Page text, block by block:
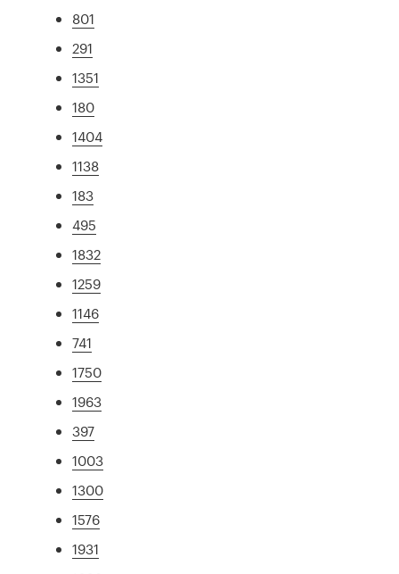
801
291
1351
180
1404
1138
183
495
1832
1259
1146
741
1750
1963
397
1003
1300
1576
1931